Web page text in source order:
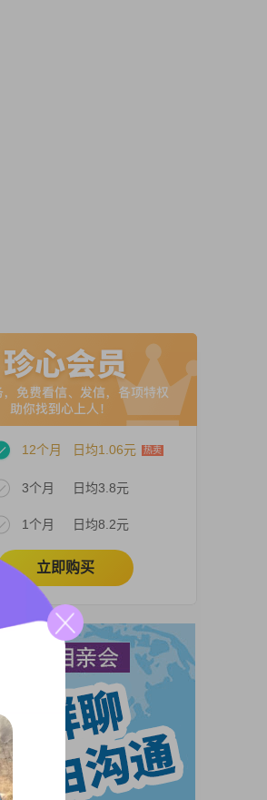
12个月 日均1.06元
3个月 日均3.8元
1个月 日均8.2元
立即购买